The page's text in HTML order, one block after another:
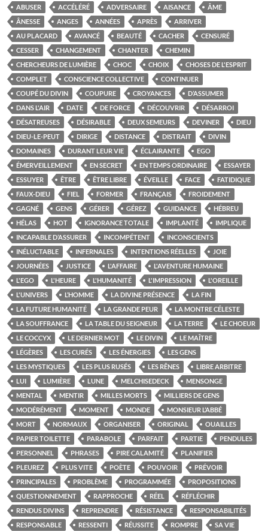
ABUSER ACCÉLÉRÉ ADVERSAIRE AISANCE
ÂME
ÂNESSE
ANGES ANNÉES APRÈS
ARRIVER
AU PLACARD
AVANCÉ BEAUTÉ CACHER
CENSURÉ
CESSER
CHANGEMENT CHANTER
CHEMIN
CHERCHEURS DE LUMIÈRE
CHOC CHOIX
CHOSES DE L'ESPRIT
COMPLET
CONSCIENCE COLLECTIVE
CONTINUER
COUPÉ DU DIVIN
COUPURE CROYANCES
D’ASSUMER
DANS L'AIR
DATE DE FORCE DÉCOUVRIR
DÉSARROI
DÉSATREUSES
DÉSIRABLE DEUX SEMEURS DEVINER
DIEU
DIEU-LE-PEUT
DIRIGE DISTANCE DISTRAIT
DIVIN
DOMAINES
DURANT LEUR VIE ÉCLAIRANTE
EGO
ÉMERVEILLEMENT
EN SECRET EN TEMPS ORDINAIRE
ESSAYER
ESSUYER
ÊTRE ÊTRE LIBRE ÉVEILLE FACE
FATIDIQUE
FAUX-DIEU
FIEL FORMER FRANÇAIS
FROIDEMENT
GAGNÉ
GENS GÉRER GÉREZ GUIDANCE
HÉBREU
HÉLAS
HOT IGNORANCE TOTALE IMPLANTÉ
IMPLIQUE
INCAPABLE D’ASSURER
INCOMPÉTENT
INCONSCIENTS
INÉLUCTABLE
INFERNALES INTENTIONS RÉELLES
JOIE
JOURNÉES
JUSTICE L'AFFAIRE
L'AVENTURE HUMAINE
L'EGO
L'HEURE L'HUMANITÉ L'IMPRESSION
L'OREILLE
L'UNIVERS
L’HOMME LA DIVINE PRÉSENCE
LA FIN
LA FUTURE HUMANITÉ
LA GRANDE PEUR
LA MONTRE CÉLESTE
LA SOUFFRANCE
LA TABLE DU SEIGNEUR LA TERRE
LE CHOEUR
LE COCCYX
LE DERNIER MOT LE DIVIN
LE MAÎTRE
LÉGÈRES
LES CURÉS LES ÉNERGIES
LES GENS
LES MYSTIQUES
LES PLUS RUSÉS LES RÊNES
LIBRE ARBITRE
LUI
LUMIÈRE LUNE MELCHISEDECK
MENSONGE
MENTAL
MENTIR MILLES MORTS
MILLIERS DE GENS
MODÉRÉMENT
MOMENT MONDE
MONSIEUR L’ABBÉ
MORT
NORMAUX ORGANISER ORIGINAL
OUAILLES
PAPIER TOILETTE
PARABOLE PARFAIT PARTIE
PENDULES
PERSONNEL
PHRASES PIRE CALAMITÉ
PLANIFIER
PLEUREZ
PLUS VITE POÈTE POUVOIR
PRÉVOIR
PRINCIPALES
PROBLÈME PROGRAMMÉE
PROPOSITIONS
QUESTIONNEMENT
RAPPROCHE RÉEL
RÉFLÉCHIR
RENDUS DIVINS
REPRENDRE RÉSISTANCE
RESPONSABILITÉS
RESPONSABLE
RESSENTI RÉUSSITE ROMPRE
SA VIE